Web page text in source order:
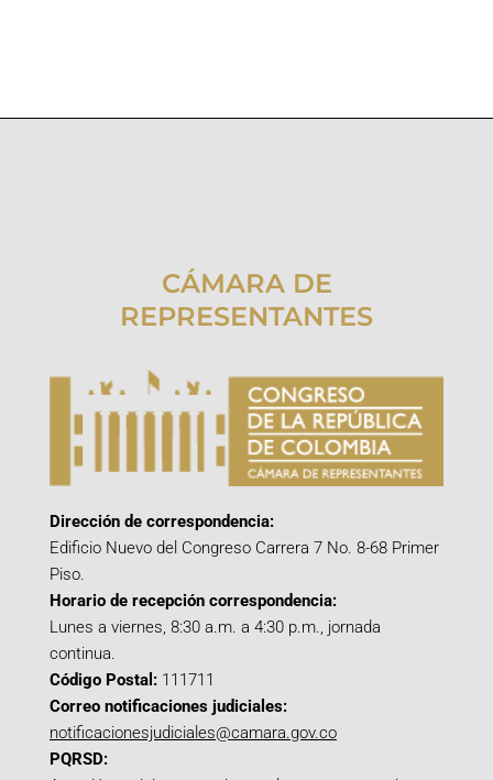
CÁMARA DE
REPRESENTANTES
Dirección de correspondencia:
Edificio Nuevo del Congreso Carrera 7 No. 8-68 Primer
Piso.
Horario de recepción correspondencia:
Lunes a viernes, 8:30 a.m. a 4:30 p.m., jornada
continua.
Código Postal: 111711
Correo notificaciones judiciales:
notificacionesjudiciales@camara.gov.co
PQRSD: